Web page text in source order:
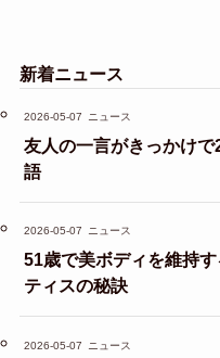
新着ニュース
2026-05-07 ニュース
友人の一言がきっかけ
語
2026-05-07 ニュース
51歳で美ボディを維持
ティスの秘訣
2026-05-07 ニュース